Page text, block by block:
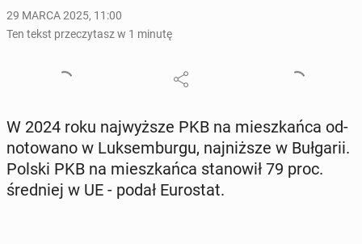
29 MARCA 2025, 11:00
Ten tekst przeczytasz w 1 minutę
W 2024 roku naj­wyż­sze PKB na miesz­kań­ca od­
no­to­wa­no w Luk­sem­bur­gu, naj­niż­sze w Buł­ga­rii.
Polski PKB na miesz­kań­ca sta­no­wił 79 proc.
śred­niej w UE - podał Eu­ro­stat.